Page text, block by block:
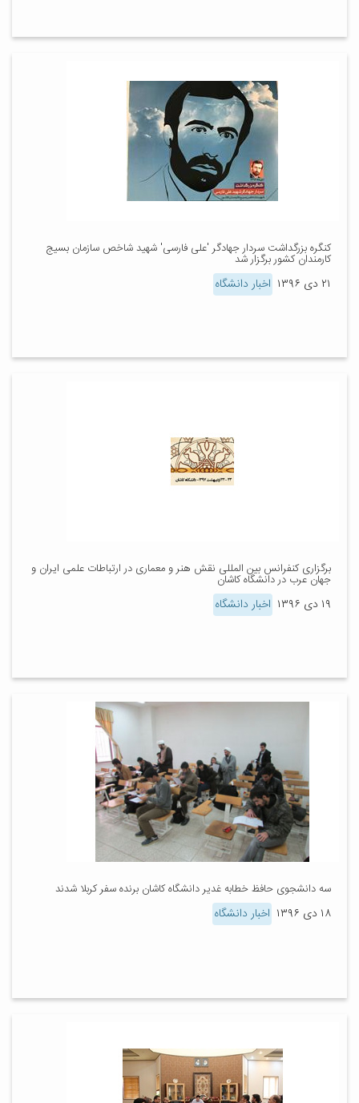
کنگره بزرگداشت سردار جهادگر 'علی فارسی' شهید شاخص سازمان بسیج
کارمندان کشور برگزار شد
۲۱ دی ۱۳۹۶ اخبار دانشگاه
برگزاری کنفرانس بین المللی نقش هنر و معماری در ارتباطات علمی ایران و
جهان عرب در دانشگاه کاشان
۱۹ دی ۱۳۹۶ اخبار دانشگاه
سه دانشجوی حافظ خطابه غدیر دانشگاه کاشان برنده سفر کربلا شدند
۱۸ دی ۱۳۹۶ اخبار دانشگاه